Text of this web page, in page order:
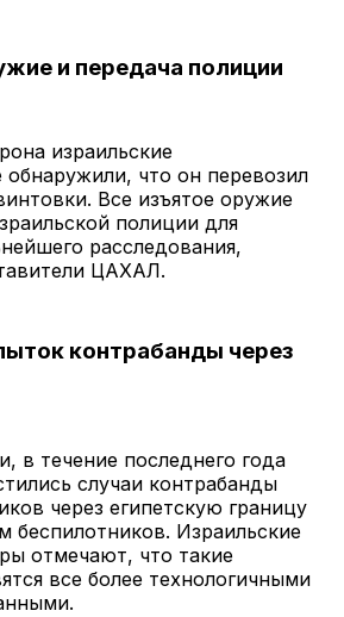
и передача полиции
израильские
что он перевозил
Все изъятое оружие
полиции для
расследования,
ЦАХАЛ.
контрабанды через
в течение последнего года
случаи контрабанды
через египетскую границу
беспилотников. Израильские
отмечают, что такие
все более технологичными